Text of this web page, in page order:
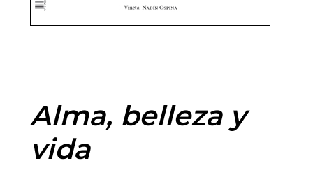
Alma, belleza y
vida